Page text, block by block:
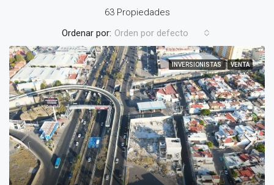
63 Propiedades
Ordenar por: Orden por defecto
INVERSIONISTAS VENTA